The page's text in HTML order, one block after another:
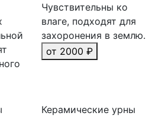
Чувствительны ко
влаге, подходят для
захоронения в землю.
от 2000 ₽
Керамические урны